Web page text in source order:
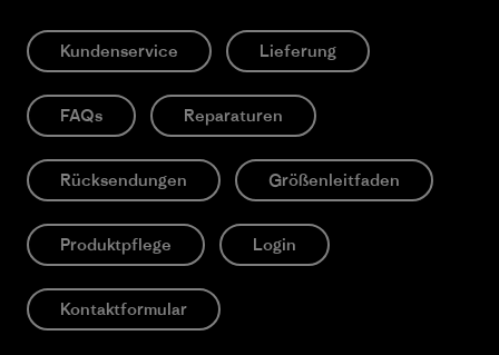
Kundenservice Lieferung
FAQs Reparaturen
Rücksendungen Größenleitfaden
Produktpflege Login
Kontaktformular